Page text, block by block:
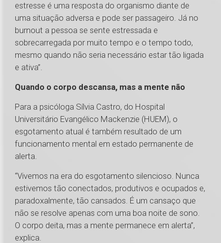
estresse é uma resposta do organismo diante de
uma situação adversa e pode ser passageiro. Já no
burnout a pessoa se sente estressada e
sobrecarregada por muito tempo e o tempo todo,
mesmo quando não seria necessário estar tão ligada
e ativa”.
Quando o corpo descansa, mas a mente não
Para a psicóloga Sílvia Castro, do Hospital
Universitário Evangélico Mackenzie (HUEM), o
esgotamento atual é também resultado de um
funcionamento mental em estado permanente de
alerta.
“Vivemos na era do esgotamento silencioso. Nunca
estivemos tão conectados, produtivos e ocupados e,
paradoxalmente, tão cansados. É um cansaço que
não se resolve apenas com uma boa noite de sono.
O corpo deita, mas a mente permanece em alerta”,
explica.